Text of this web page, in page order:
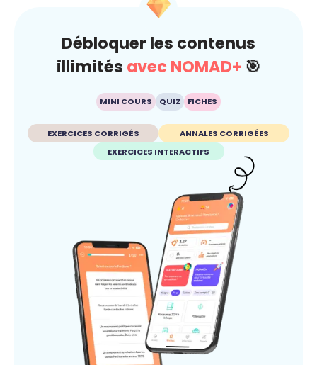
Débloquer les contenus
illimités avec NOMAD+ 🎯
MINI COURS QUIZ FICHES
EXERCICES CORRIGÉS
ANNALES CORRIGÉES
EXERCICES INTERACTIFS